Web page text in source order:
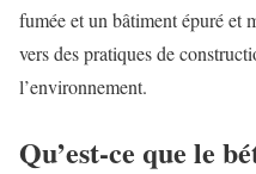
fumée et un bâtiment épuré et
vers des pratiques de
l’environnement.
Qu’est-ce que le